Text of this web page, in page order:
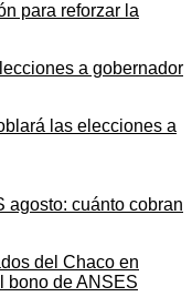
para reforzar la
las elecciones a
del Chaco en
bono de ANSES